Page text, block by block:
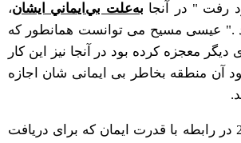
رفت " در آنجا به‌‌علت بي‌ايماني ايشان،
." عیسی مسیح می توانست همانطور که
معجزه کرده بود در آنجا نیز این کار
آن منطقه بخاطر بی ایمانی شان اجازه
حال متی 17: 20 در رابطه با قدرت ایمان که برای دریافت